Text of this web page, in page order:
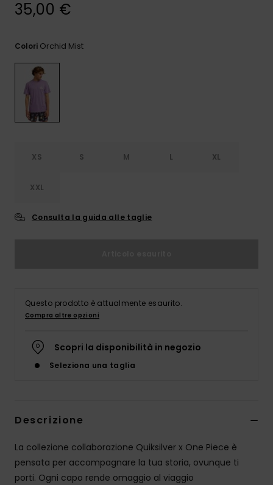
35,00 €
Colori Orchid Mist
XS S M L XL
XXL
Consulta la guida alle taglie
Questo prodotto è attualmente esaurito.
Compra altre opzioni
Scopri la disponibilità in negozio
Seleziona una taglia
Descrizione
La collezione collaborazione Quiksilver x One Piece è
pensata per accompagnare la tua storia, ovunque ti
porti. Ogni capo rende omaggio al viaggio